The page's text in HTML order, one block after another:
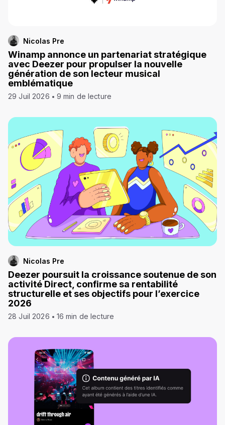
Nicolas Pre
Winamp annonce un partenariat stratégique
avec Deezer pour propulser la nouvelle
génération de son lecteur musical
emblématique
29 Juil 2026 9 min de lecture
Nicolas Pre
Deezer poursuit la croissance soutenue de son
activité Direct, confirme sa rentabilité
structurelle et ses objectifs pour l’exercice
2026
28 Juil 2026 16 min de lecture